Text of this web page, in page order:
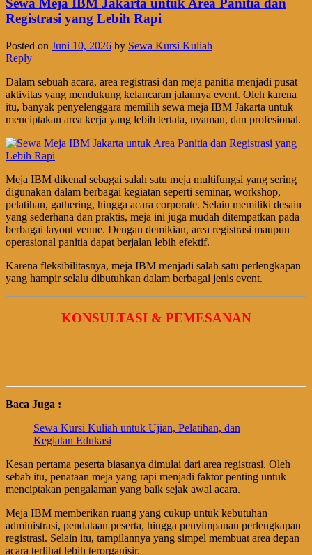
Sewa Meja IBM Jakarta untuk Area Panitia dan
Registrasi yang Lebih Rapi
Posted on Juni 10, 2026 by Sewa Kursi Kuliah
Reply
Dalam sebuah acara, area registrasi dan meja panitia menjadi pusat
aktivitas yang mendukung kelancaran jalannya event. Oleh karena
itu, banyak penyelenggara memilih sewa meja IBM Jakarta untuk
menciptakan area kerja yang lebih tertata, nyaman, dan profesional.
Meja IBM dikenal sebagai salah satu meja multifungsi yang sering
digunakan dalam berbagai kegiatan seperti seminar, workshop,
pelatihan, gathering, hingga acara corporate. Selain memiliki desain
yang sederhana dan praktis, meja ini juga mudah ditempatkan pada
berbagai layout venue. Dengan demikian, area registrasi maupun
operasional panitia dapat berjalan lebih efektif.
Karena fleksibilitasnya, meja IBM menjadi salah satu perlengkapan
yang hampir selalu dibutuhkan dalam berbagai jenis event.
KONSULTASI & PEMESANAN
Baca Juga :
Sewa Kursi Kuliah untuk Ujian, Pelatihan, dan
Kegiatan Edukasi
Kesan pertama peserta biasanya dimulai dari area registrasi. Oleh
sebab itu, penataan meja yang rapi menjadi faktor penting untuk
menciptakan pengalaman yang baik sejak awal acara.
Meja IBM memberikan ruang yang cukup untuk kebutuhan
administrasi, pendataan peserta, hingga penyimpanan perlengkapan
registrasi. Selain itu, tampilannya yang simpel membuat area depan
acara terlihat lebih terorganisir.